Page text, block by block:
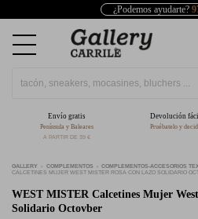
¿Podemos ayudarte?
Envío gratis
Península y Baleares
A PARTIR DE 39 €
Devolución
Pruébatelo y
GALLERY COMPLEMENTOS
COMPLEMENTOS-ACCESORIOS
CALCETINES MUJER WEST MISTER ROSA CON LAZO SOLIDARIO
WEST MISTER Calcetines Mujer
Solidario Octovber